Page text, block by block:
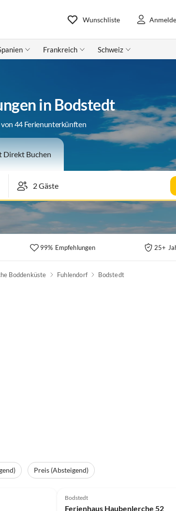
Wunschliste
Frankreich Schweiz
in Bodstedt
44 Ferienunterkünften
Direkt Buchen
99% Empfehlungen 25+
Boddenküste Fuhlendorf Bodstedt
Preis (Absteigend)
Bodstedt
Ferienhaus Haubenlerche 52